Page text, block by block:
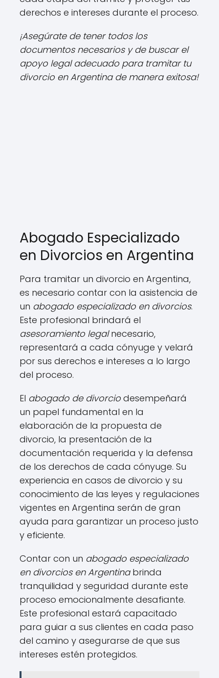
derechos e intereses durante el proceso.
¡Asegúrate de tener todos los
documentos necesarios y de buscar el
apoyo legal adecuado para tramitar tu
divorcio en Argentina de manera exitosa!
Abogado Especializado
en Divorcios en Argentina
Para tramitar un divorcio en Argentina,
es necesario contar con la asistencia de
un abogado especializado en divorcios.
Este profesional brindará el
asesoramiento legalnecesario,
representará a cada cónyuge y velará
por sus derechos e intereses a lo largo
del proceso.
El abogado de divorcio desempeñará
un papel fundamental en la
elaboración de la propuesta de
divorcio, la presentación de la
documentación requerida y la defensa
de los derechos de cada cónyuge. Su
experiencia en casos de divorcio y su
conocimiento de las leyes y regulaciones
vigentes en Argentina serán de gran
ayuda para garantizar un proceso justo
y eficiente.
Contar con un abogado especializado
en divorcios en Argentinabrinda
tranquilidad y seguridad durante este
proceso emocionalmente desafiante.
Este profesional estará capacitado
para guiar a sus clientes en cada paso
del camino y asegurarse de que sus
intereses estén protegidos.